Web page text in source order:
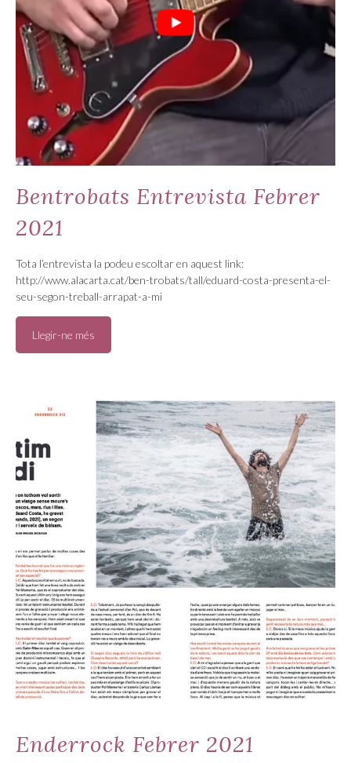
Bentrobats Entrevista Febrer
2021
Tota l’entrevista la podeu escoltar en aquest link:
http://www.alacarta.cat/ben-trobats/tall/eduard-costa-presenta-el-
seu-segon-treball-arrapat-a-mi
Llegir-ne més
Enderrock Febrer 2021